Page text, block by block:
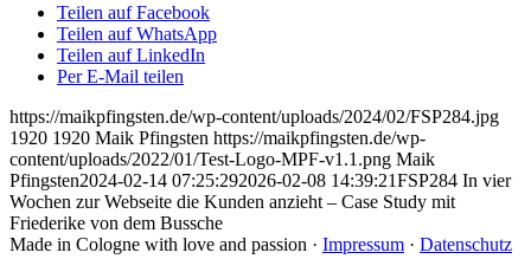
Teilen auf Facebook
Teilen auf WhatsApp
Teilen auf LinkedIn
Per E-Mail teilen
https://maikpfingsten.de/wp-content/uploads/2024/02/FSP284.jpg
1920 1920 Maik Pfingsten https://maikpfingsten.de/wp-
content/uploads/2022/01/Test-Logo-MPF-v1.1.png Maik
Pfingsten2024-02-14 07:25:292026-02-08 14:39:21FSP284 In vier
Wochen zur Webseite die Kunden anzieht – Case Study mit
Friederike von dem Bussche
Made in Cologne with love and passion · Impressum · Datenschutz